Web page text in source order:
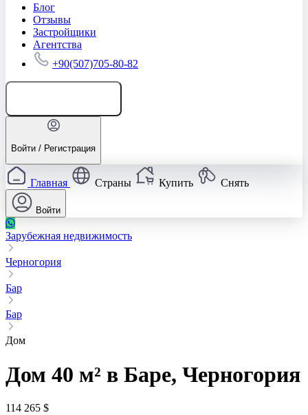
Блог
Отзывы
Застройщики
Агентства
+90(507)705-80-82
Войти / Регистрация
Главная Страны Купить Снять
Войти
Зарубежная недвижимость
Черногория
Бар
Бар
Дом
Дом 40 м² в Баре, Черногория
114 265 $